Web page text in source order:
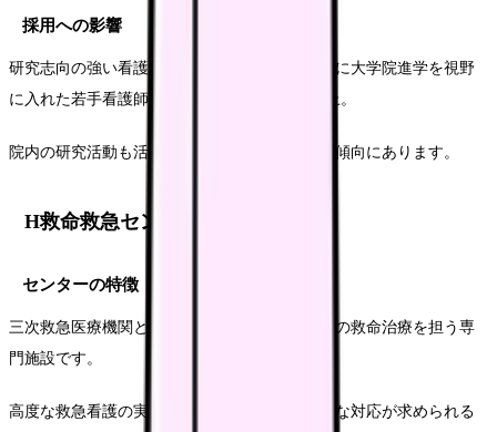
採用への影響
研究志向の強い看護師からの応募が増加し、特に大学院進学を視野
に入れた若手看護師の採用が前年比130%に向上。
院内の研究活動も活性化し、学会発表数も増加傾向にあります。
H救命救急センターの事例
センターの特徴
三次救急医療機関として、重症外傷や急性疾患の救命治療を担う専
門施設です。
高度な救急看護の実践と、24時間体制での迅速な対応が求められる